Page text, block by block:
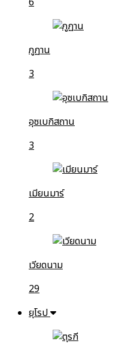
ภูฏาน
3
อุซเบกิสถาน
3
เมียนมาร์
2
เวียดนาม
29
ยุโรป